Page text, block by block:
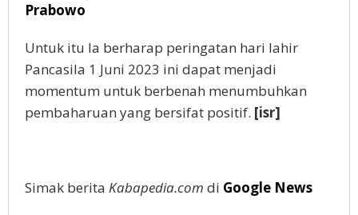
Prabowo
Untuk itu Ia berharap peringatan hari lahir
Pancasila 1 Juni 2023 ini dapat menjadi
momentum untuk berbenah menumbuhkan
pembaharuan yang bersifat positif. [isr]
Simak berita Kabapedia.com di Google News